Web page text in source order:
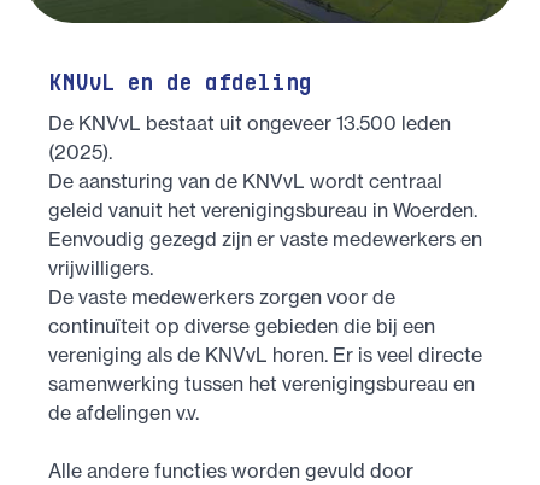
KNVvL en de afdeling
De KNVvL bestaat uit ongeveer 13.500 leden
(2025).
De aansturing van de KNVvL wordt centraal
geleid vanuit het verenigingsbureau in Woerden.
Eenvoudig gezegd zijn er vaste medewerkers en
vrijwilligers.
De vaste medewerkers zorgen voor de
continuïteit op diverse gebieden die bij een
vereniging als de KNVvL horen. Er is veel directe
samenwerking tussen het verenigingsbureau en
de afdelingen v.v.
Alle andere functies worden gevuld door